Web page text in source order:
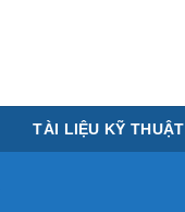
TÀI LIỆU KỸ THUẬT